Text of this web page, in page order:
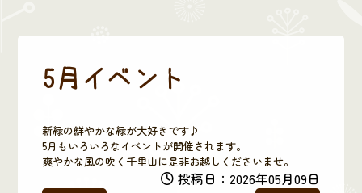
5月イベント
新緑の鮮やかな緑が大好きです♪
5月もいろいろなイベントが開催されます。
爽やかな風の吹く千里山に是非お越しくださいませ。
投稿日：2026年05月09日